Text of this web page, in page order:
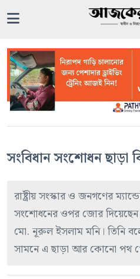
সংবিধান সংশোধন ছাড়া
রাষ্ট্রীয় সংস্কার ও জনগণের
সংশোধনের ওপর জোর
মো. নূরুল ইসলাম মনি। তিনি
সামনে এ ছাড়া আর কোনো পথ